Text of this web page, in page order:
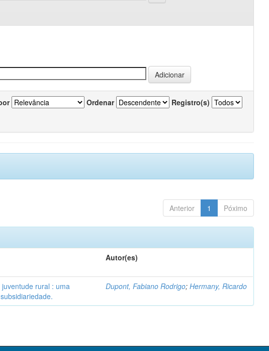
Ordenar Registro(s)
Anterior 1 Póximo
Autor(es)
rural : uma
Dupont, Fabiano Rodrigo;Hermany, Ricardo